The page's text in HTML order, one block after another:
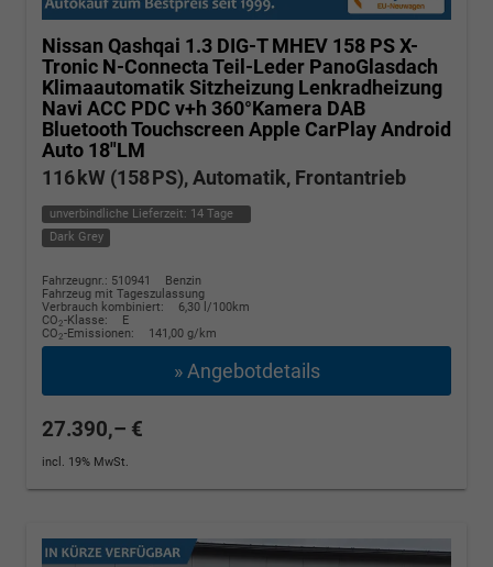
Nissan Qashqai 1.3 DIG-T MHEV 158 PS X-
Tronic N-Connecta Teil-Leder PanoGlasdach
Klimaautomatik Sitzheizung Lenkradheizung
Navi ACC PDC v+h 360°Kamera DAB
Bluetooth Touchscreen Apple CarPlay Android
Auto 18"LM
116 kW (158 PS), Automatik, Frontantrieb
unverbindliche Lieferzeit: 14 Tage
Dark Grey
Fahrzeugnr.: 510941
Benzin
Fahrzeug mit Tageszulassung
Verbrauch kombiniert:
6,30 l/100km
CO2-Klasse:
E
CO2-Emissionen: 141,00 g/km
» Angebotdetails
27.390,– €
incl. 19% MwSt.